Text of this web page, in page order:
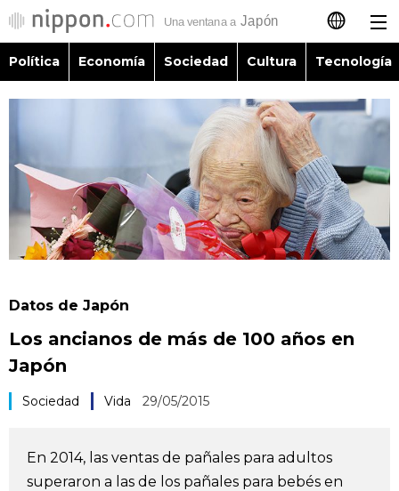
日本語
English
简体字
繁體字
Français
Русский
Política
Economía
Tecnología
Guía de Japón
Política Economía Sociedad Cultura Tecnología
Datos de Japón
Los ancianos de más de 100 años en
Japón
Sociedad Vida 29/05/2015
En 2014, las ventas de pañales para adultos
superaron a las de los pañales para bebés en